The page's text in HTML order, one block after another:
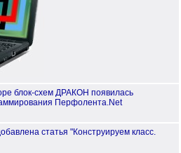
блок-схем ДРАКОН появилась
Перфолента.Net
статья "Конструируем класс.